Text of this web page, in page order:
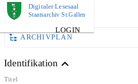
Digitaler Lesesaal
Staatsarchiv St.Gallen
LOGIN
DOKUMENT
ARCHIVPLAN
Identifikation
Titel